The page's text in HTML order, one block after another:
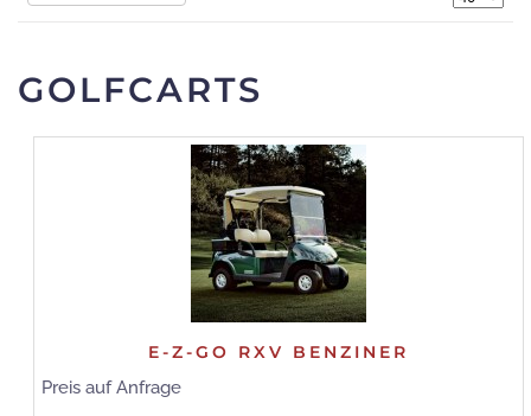
GOLFCARTS
E-Z-GO RXV BENZINER
Preis auf Anfrage